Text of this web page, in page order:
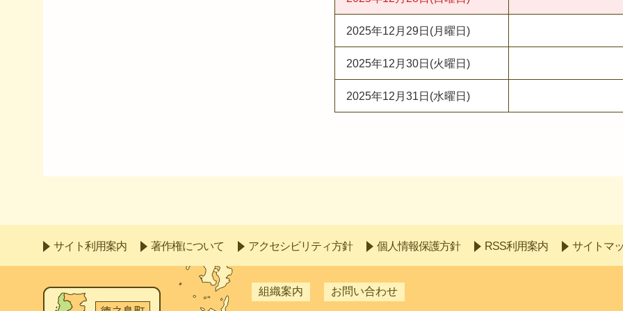
2025年12月29日(月曜日)
2025年12月30日(火曜日)
2025年12月31日(水曜日)
サイト利用案内 著作権について アクセシビリティ方針 個人情報保護方針 RSS利用案内 サイトマ
組織案内 お問い合わせ